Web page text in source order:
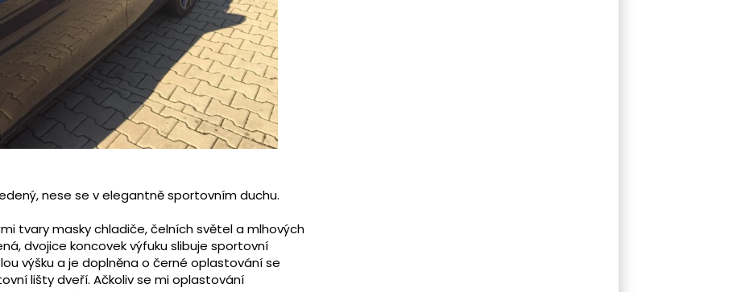
nese se v elegantně sportovním duchu.
tvary masky chladiče, čelních světel a mlhových
dvojice koncovek výfuku slibuje sportovní
výšku a je doplněna o černé oplastování se
lišty dveří. Ačkoliv se mi oplastování